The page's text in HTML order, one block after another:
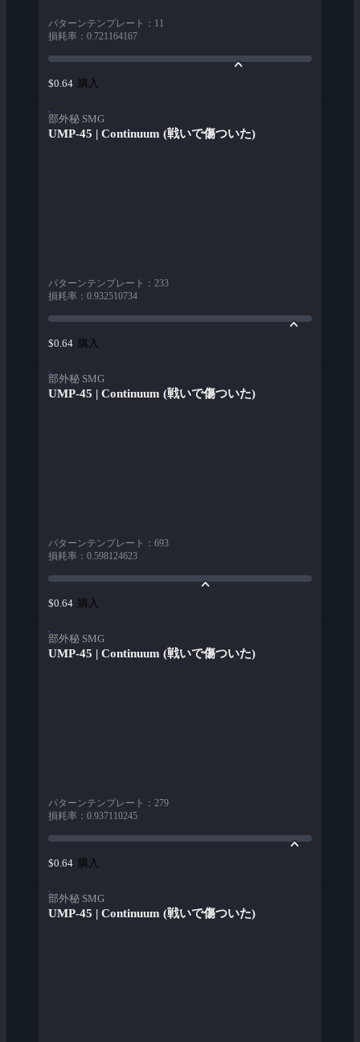
パターンテンプレート ： 11
損耗率 ： 0.721164167
$0.64 購入
部外秘 SMG
UMP-45 | Continuum (戦いで傷ついた)
パターンテンプレート ： 233
損耗率 ： 0.932510734
$0.64 購入
部外秘 SMG
UMP-45 | Continuum (戦いで傷ついた)
パターンテンプレート ： 693
損耗率 ： 0.598124623
$0.64 購入
部外秘 SMG
UMP-45 | Continuum (戦いで傷ついた)
パターンテンプレート ： 279
損耗率 ： 0.937110245
$0.64 購入
部外秘 SMG
UMP-45 | Continuum (戦いで傷ついた)